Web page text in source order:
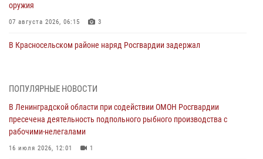
оружия
07 августа 2026, 06:15 3
В Красносельском районе наряд Росгвардии задержал
06 августа 2026, 13:39 1
В Центральном районе росгвардейцы оперативно задержали
хулигана, стрелявшего из пускового устройства рядом с жилыми
домами
06 августа 2026, 11:36
ПОПУЛЯРНЫЕ НОВОСТИ
В Ленинградской области при содействии ОМОН Росгвардии
пресечена деятельность подпольного рыбного производства с
рабочими-нелегалами
16 июля 2026, 12:01 1